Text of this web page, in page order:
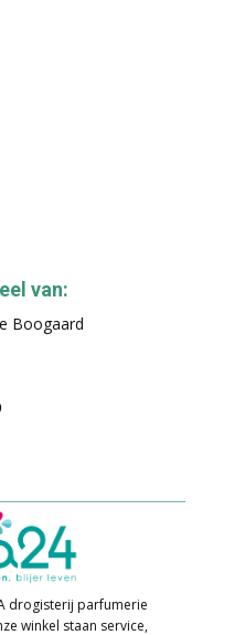
van:
Boogaard
drogisterij parfumerie
winkel staan service,